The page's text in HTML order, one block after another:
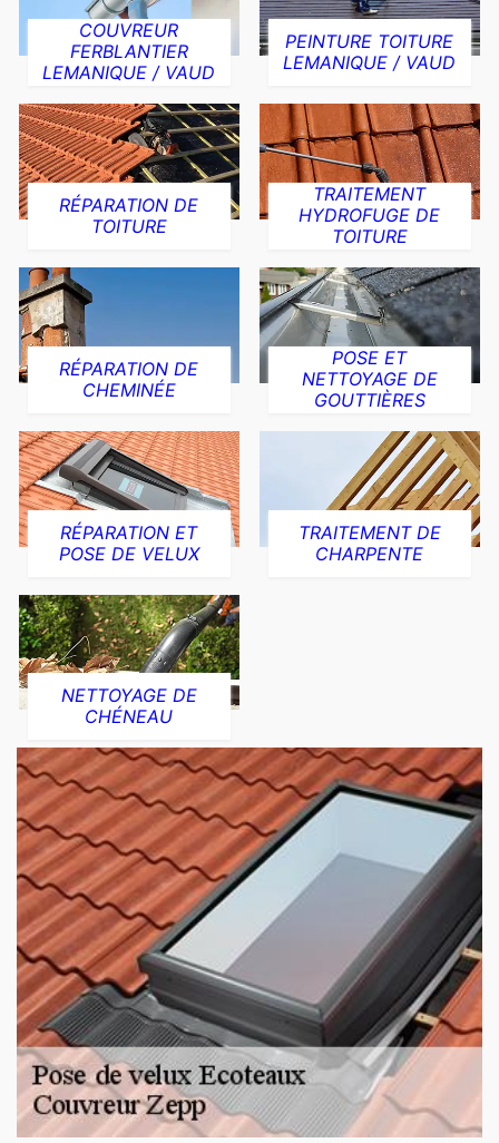
COUVREUR
FERBLANTIER
LEMANIQUE / VAUD
PEINTURE TOITURE
LEMANIQUE / VAUD
RÉPARATION DE
TOITURE
TRAITEMENT
HYDROFUGE DE
TOITURE
RÉPARATION DE
CHEMINÉE
POSE ET
NETTOYAGE DE
GOUTTIÈRES
RÉPARATION ET
POSE DE VELUX
TRAITEMENT DE
CHARPENTE
NETTOYAGE DE
CHÉNEAU